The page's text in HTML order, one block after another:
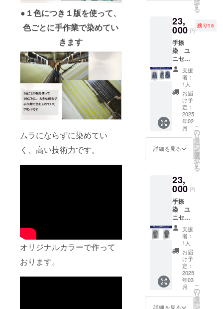
●１色につき１版を使って、
色ごとに手作業で染めてい
きます
ムラにならずに染めてい
く、高い技術力です。
オリジナルカラーで作って
おります。
profum
oまでご
連絡お
願い致
しま
す。
説明な
どを記
載した
ブック
です。)
・お礼
のミニ
レター
・お礼
のメー
ル の
セット
です。
＜素材
＞ 綿１
０％
裏毛 リ
１０
０％ T
シャツ
の色
を、
ヴィン
テージ
レッド
（限定
色）
か、ア
イボ
リー
か、
ヴィン
にして
おりま
す。 ユ
ニセッ
クスで
す。 ★
ヴィン
テージ
レッド
は、ク
ラウド
ファン
ディン
グ限定
将来プ
レミア
も？
夢をの
せた企
画です
（＾
＾） ・
金彩コ
ラボT
シャ
ツ ・
ストー
リー
ブッ
ク A５
サイズ
す。 ＜
手拭い
＞ ・オ
リジナ
ルカ
ラーで
作成致
しま
す。
プロ
ジェク
ト掲載
終了
後、希
望色イ
をヒア
リング
す。
PCでｶ
ﾗｰシュ
ミレー
ション
を作成
致しま
すの
で、そ
の中よ
り色を
お選び
下さ
い。 ・
３５ｃ
ブック
です）
・お礼
のミニ
レター
・お礼
のメー
セット
です。
＜手拭
い＞ ・
３５ｃ
ｍ×１１
０ｃｍ
です。
ストー
すい長
さにし
ており
ます。
（通常
は９０
ｃｍが
多いで
す。）
・端は
切りっ
ぱなし
仕様で
す。
速乾性
ブッ
礼のミ
ニレ
ター、
お礼の
メール
付き
コース
限定16
セット
になり
ます。
・コッ
トン天
竺カモ
フラー
ジュ柄T
プル
タード
系
（フ
リーサ
イズ）
・ス
トー
リー
ブッ
ク A5
サイズ
(今回の
プロ
ジェク
トの内
容や手
捺染の
す
る
23,
000 円
残り15
手捺
染 ユ
ニセッ
クス
カモフ
ラー
ジュ柄
プル
オー
バー
ルー
ストー
リー
ブッ
ク、お
ニレ
ター、
お礼の
メール
付き
コース
限定16
セット
になり
ます。
・コッ
トン天
竺カモ
フラー
ジュ柄
プル
オー
支援
者：
1人
お届
け予
定：
2025
年02
月
詳細を見る
こ
の
リ
タ
ー
ン
を
選
択
す
る
23,
000 円
手捺
染 ユ
ニセッ
クス幾
何柄T
シャ
ツ ス
トー
リー
ブッ
ク、お
礼のミ
ニレ
ター、
支援
者：
1人
お届
け予
定：
2025
年03
月
詳細を見る
こ
の
リ
タ
ー
ン